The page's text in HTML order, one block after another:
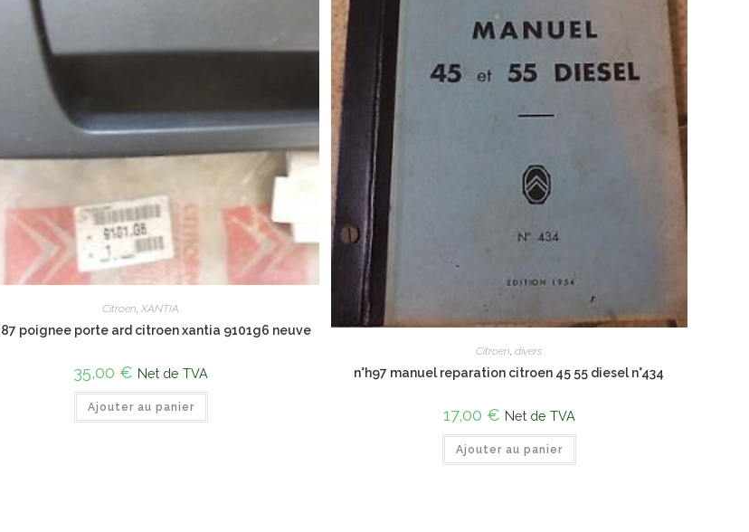
Citroen,XANTIA
poignee porte ard citroen xantia 9101g6 neuve
35,00 € Net de TVA
Ajouter au panier
Citroen divers
n°h97 manuel reparation citroen 45 55 diesel n°434
17,00 € Net de TVA
Ajouter au panier